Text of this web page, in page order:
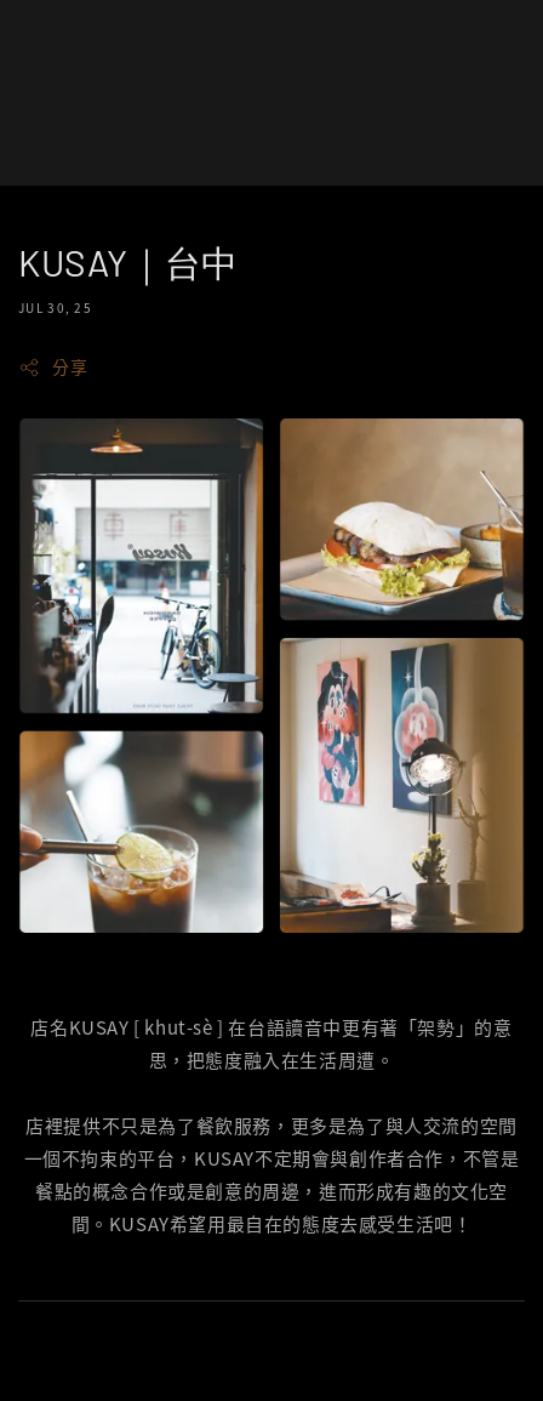
KUSAY｜台中
JUL 30, 25
分享
店名KUSAY [ khut-sè ] 在台語讀音中更有著「架勢」的意
思，把態度融入在生活周遭。
店裡提供不只是為了餐飲服務，更多是為了與人交流的空間
一個不拘束的平台，KUSAY不定期會與創作者合作，不管是
餐點的概念合作或是創意的周邊，進而形成有趣的文化空
間。KUSAY希望用最自在的態度去感受生活吧！